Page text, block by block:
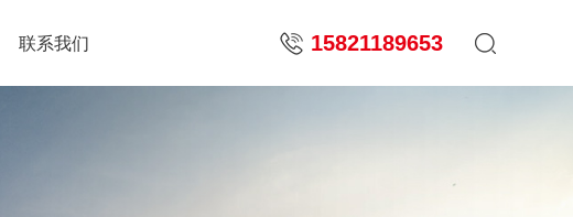
联系我们 15821189653